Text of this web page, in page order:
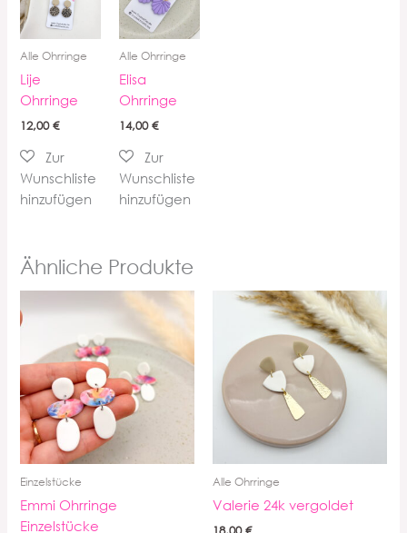
Alle Ohrringe
Lije
Ohrringe
12,00€
Alle Ohrringe
Elisa
Ohrringe
14,00€
Ähnliche Produkte
Einzelstücke
Emmi Ohrringe
Einzelstücke
Alle Ohrringe
Valerie 24k vergoldet